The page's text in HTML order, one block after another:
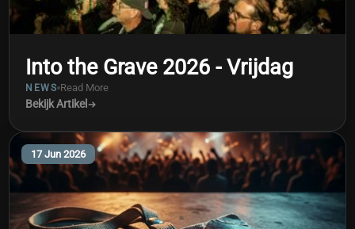
Into the Grave 2026 - Vrijdag
NEWS Read More
Bekijk Artikel
17 Jun 2026